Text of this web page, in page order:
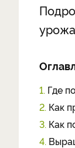
1. Где
2. Как
3. Как
4.